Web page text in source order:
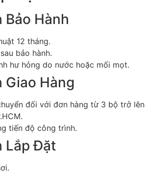
Bảo Hành
12 tháng.
bảo hành.
hư hỏng do nước hoặc mối mọt.
Giao Hàng
đối với đơn hàng từ 3 bộ trở lên
tiến độ công trình.
Lắp Đặt